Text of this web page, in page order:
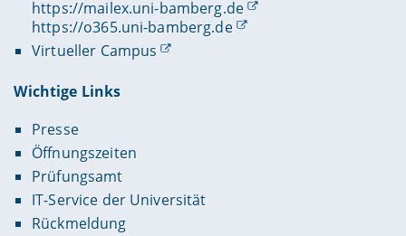
https://mailex.uni-bamberg.de
https://o365.uni-bamberg.de
Virtueller Campus
Wichtige Links
Presse
Öffnungszeiten
Prüfungsamt
IT-Service der Universität
Rückmeldung